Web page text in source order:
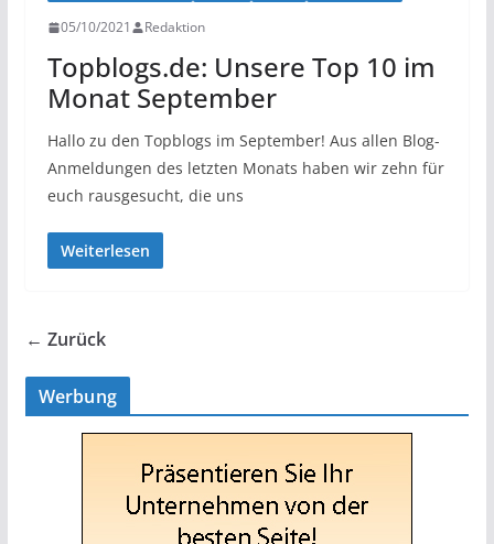
05/10/2021 Redaktion
Topblogs.de: Unsere Top 10 im
Monat September
Hallo zu den Topblogs im September! Aus allen Blog-
Anmeldungen des letzten Monats haben wir zehn für
euch rausgesucht, die uns
Weiterlesen
← Zurück
Werbung